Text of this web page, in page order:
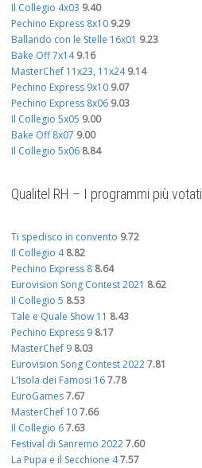
Il Collegio 4x03 9.40
Pechino Express 8x10 9.29
Ballando con le Stelle 16x01 9.23
Bake Off 7x14 9.16
MasterChef 11x23, 11x24 9.14
Pechino Express 9x10 9.07
Pechino Express 8x06 9.03
Il Collegio 5x05 9.00
Bake Off 8x07 9.00
Il Collegio 5x06 8.84
Qualitel RH – I programmi più votati
Ti spedisco in convento 9.72
Il Collegio 4 8.82
Pechino Express 8 8.64
Eurovision Song Contest 2021 8.62
Il Collegio 5 8.53
Tale e Quale Show 11 8.43
Pechino Express 9 8.17
MasterChef 9 8.03
Eurovision Song Contest 20227.81
L'Isola dei Famosi 167.78
EuroGames7.67
MasterChef 107.66
Il Collegio 67.63
Festival di Sanremo 20227.60
La Pupa e il Secchione 47.57